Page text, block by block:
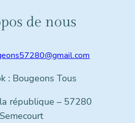
de nous
: Bougeons Tous
république – 57280
Semecourt